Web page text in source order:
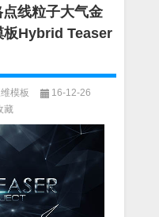
线粒子大气金
板Hybrid Teaser
模板
16-12-26
藏